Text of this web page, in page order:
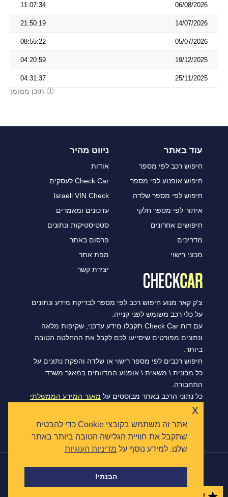
06/08/2026
11:07:34
14/07/2026
21:50:19
05/07/2026
08:55:22
19/12/2025
04:20:59
25/11/2025
04:31:37
תוכן ממומן
עוד באתר
חיפוש רכב לפי מספר
חיפוש אופנוע לפי מספר
חיפוש לפי מספר שלדה
איתור לפי מספר חלקי
חיפושים אחרונים
מדריכים
מכוני רישוי
ניווט מהיר
אודות
Check Car לעסקים
Israeli VIN Check
עדכונים ומאמרים
סטטיסטיקות ונתונים
פרסום באתר
מפת אתר
יצירת קשר
צ'ק קאר מנוע חיפוש רכב לפי מספר לבדיקת מידע ונתונים
על כלי רכב משומש לפני קנייה.
עם דוח Check Car תקבלו מידע עדכני, שקיפות מלאה
ונתונים מפורטים שיסייעו לכם לקבל את ההחלטה הטובה
ביותר.
חיפוש רכבים לפי מספר רישוי או שלדה והפקת נתונים על
כל מכונית \ משאית \ אופנוע המדווחים במאגר משרד
התחבורה.
כל נתוני הרכב באתר מבוססים על מאגר המידע הממשלתי
הפתוח של משרד התחבורה, ומסתנכרנים מדי יום.
אתר זה משתמש בקובצי Cookie כדי להבטיח
שתקבל את חוויית הגלישה הטובה ביותר באתר
שלנו. למידע נוסף על מדיניות העוגיות
הבנתי!
x